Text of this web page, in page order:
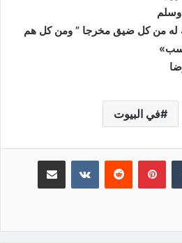
وسلم
له من كل ضيق مخرجا ” ومن كل هم
في البيوت
بينتيريست